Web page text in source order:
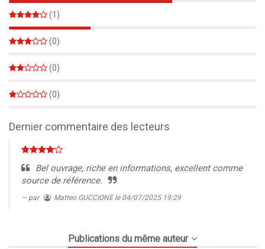
66%
(1)
33%
(0)
(0)
(0)
Dernier commentaire des lecteurs
Bel ouvrage, riche en informations, excellent comme
source de référence.
par Matteo GUCCIONEle 04/07/2025 19:29
Publications du même auteur